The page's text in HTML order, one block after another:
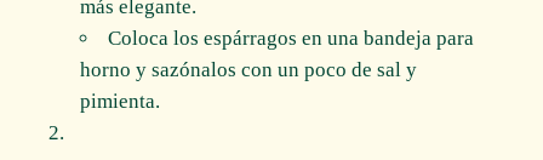
más elegante.
Coloca los espárragos en una bandeja para
horno y sazónalos con un poco de sal y
pimienta.